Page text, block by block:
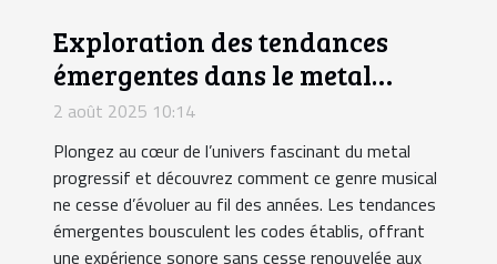
Exploration des tendances
émergentes dans le metal
progressif
2 août 2025 10:14
Plongez au cœur de l’univers fascinant du metal
progressif et découvrez comment ce genre musical
ne cesse d’évoluer au fil des années. Les tendances
émergentes bousculent les codes établis, offrant
une expérience sonore sans cesse renouvelée aux